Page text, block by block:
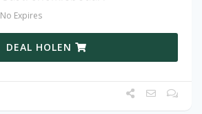
No Expires
DEAL HOLEN